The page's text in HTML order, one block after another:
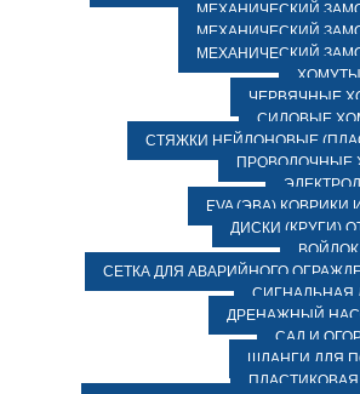
МЕХАНИЧЕСКИЙ
МЕХАНИЧЕСКИЙ
МЕХАНИЧЕСКИЙ
ХОМУТЫ
ЧЕРВЯЧНЫЕ
СИЛОВЫЕ
СТЯЖКИ НЕЙЛОНОВЫЕ
ПРОВОЛОЧНЫЕ
EVA (ЭВА)
ДИСКИ (КРУГИ)
ВОЙЛОК
СЕТКА ДЛЯ АВАРИЙНОГО
СИГНАЛЬНАЯ
ДРЕНАЖНЫЙ
САД И
ШЛАНГИ ДЛЯ
ПЛАСТИКОВАЯ